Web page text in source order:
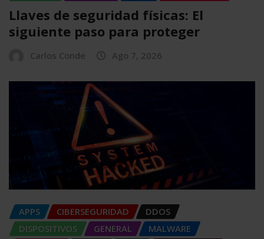
Llaves de seguridad físicas: El
siguiente paso para proteger
Carlos Conde Ago 7, 2026
APPS CIBERSEGURIDAD
DDOS
DISPOSITIVOS
GENERAL
MALWARE